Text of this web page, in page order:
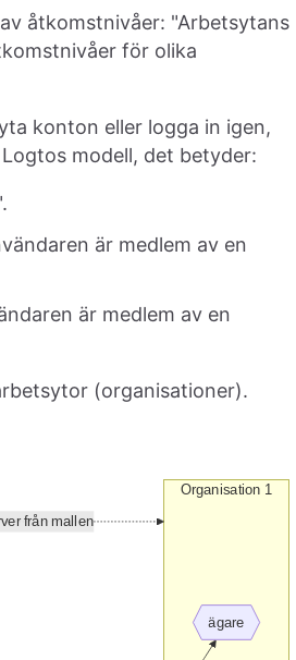
av åtkomstnivåer: "Arbetsytans
för olika
konton eller logga in igen,
modell, det betyder:
är medlem av en
är medlem av en
(organisationer).